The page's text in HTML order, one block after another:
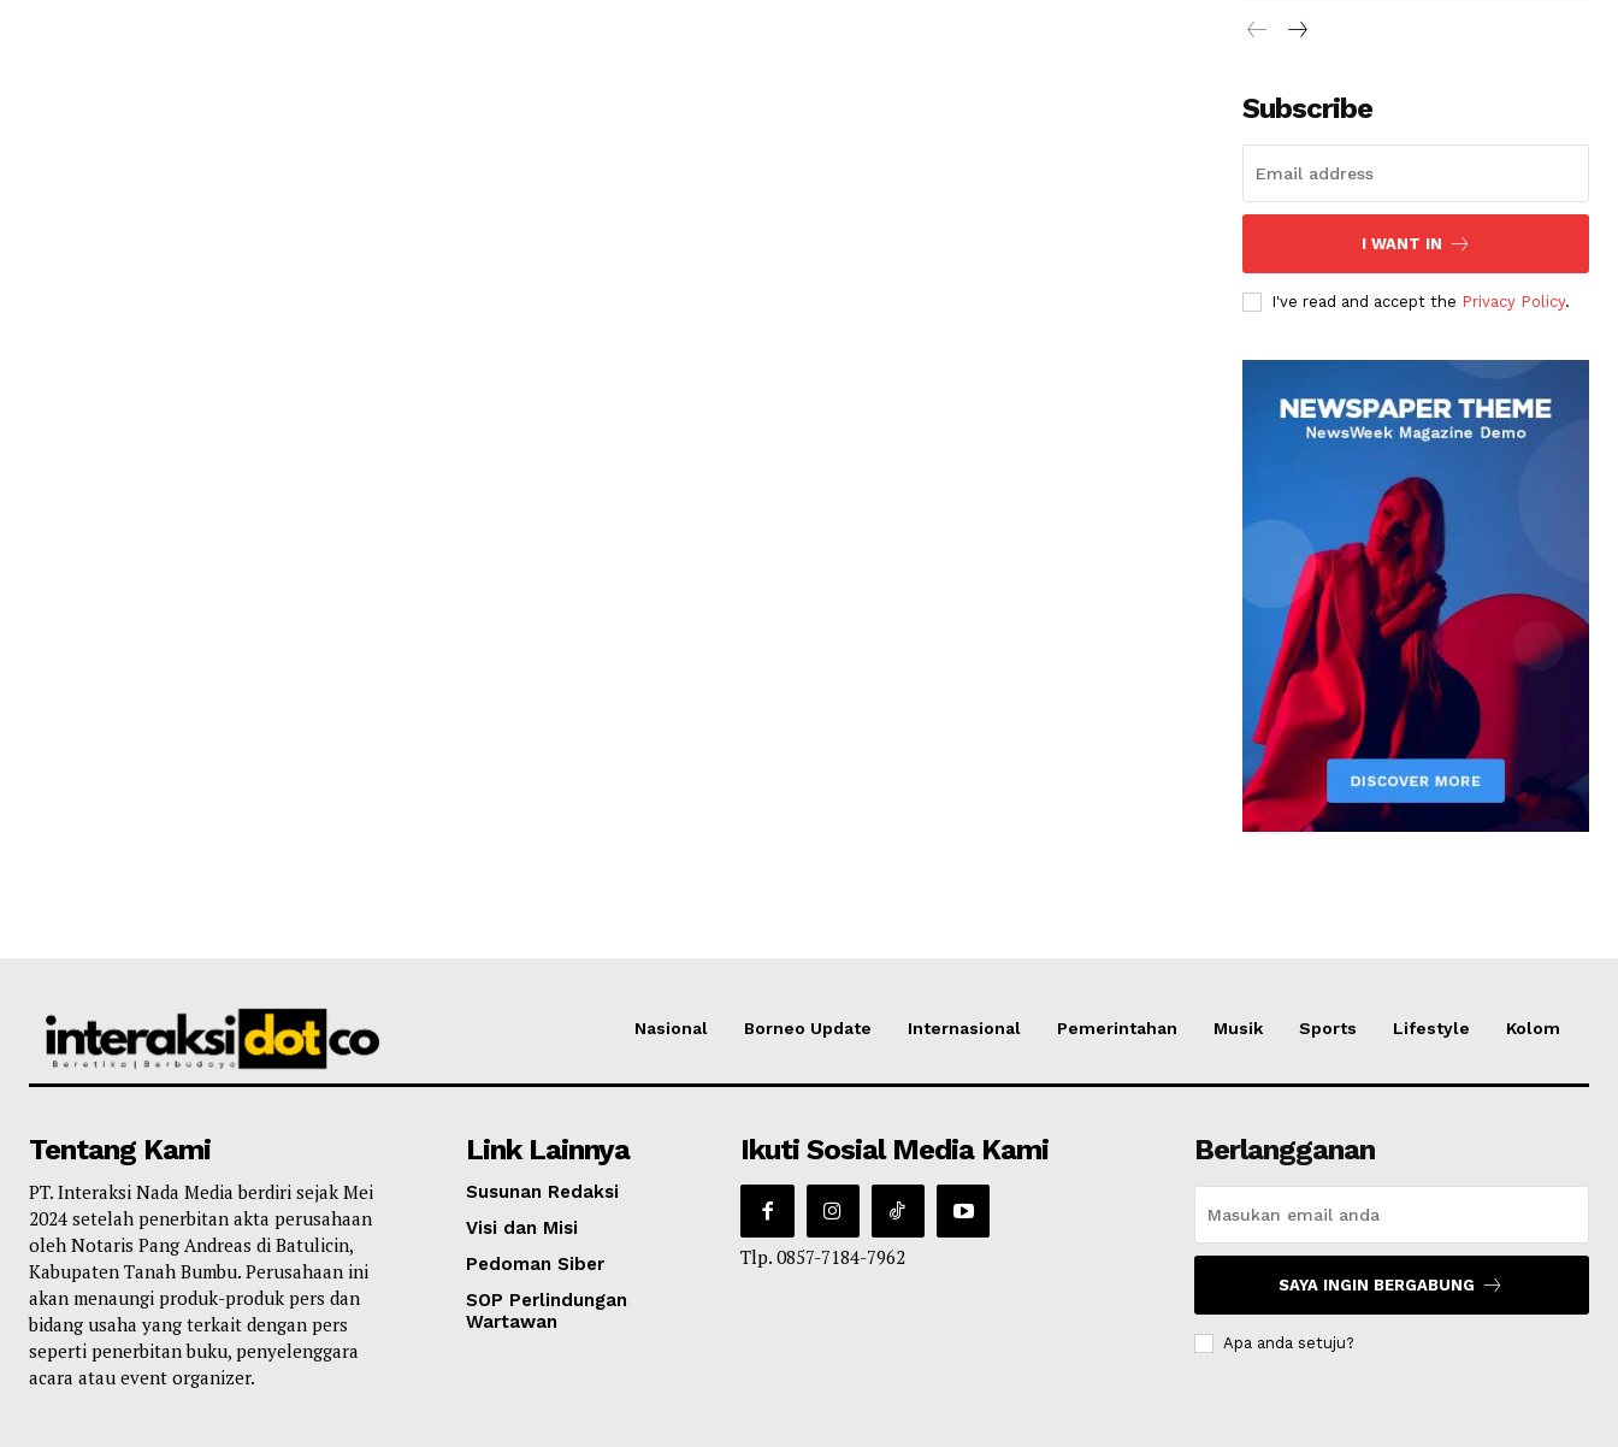
Subscribe
I WANT IN
I've read and accept the Privacy Policy.
Nasional Borneo Update Internasional Pemerintahan Musik Sports Lifestyle Kolom
Tentang Kami
PT. Interaksi Nada Media berdiri sejak Mei
2024 setelah penerbitan akta perusahaan
oleh Notaris Pang Andreas di Batulicin,
Kabupaten Tanah Bumbu. Perusahaan ini
akan menaungi produk-produk pers dan
bidang usaha yang terkait dengan pers
seperti penerbitan buku, penyelenggara
acara atau event organizer.
Link Lainnya
Susunan Redaksi
Visi dan Misi
Pedoman Siber
SOP Perlindungan
Wartawan
Ikuti Sosial Media Kami
Tlp. 0857-7184-7962
Berlangganan
SAYA INGIN BERGABUNG
Apa anda setuju?